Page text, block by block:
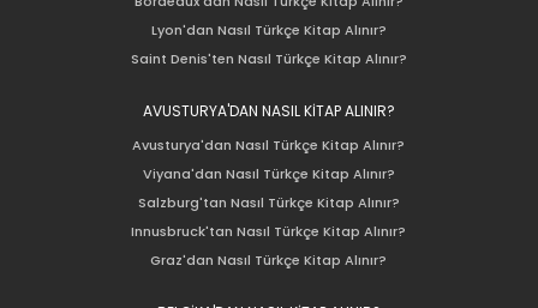
Lyon'dan Nasıl Türkçe Kitap Alınır?
Saint Denis'ten Nasıl Türkçe Kitap Alınır?
AVUSTURYA'DAN NASIL KİTAP ALINIR?
Avusturya'dan Nasıl Türkçe Kitap Alınır?
Viyana'dan Nasıl Türkçe Kitap Alınır?
Salzburg'tan Nasıl Türkçe Kitap Alınır?
Innusbruck'tan Nasıl Türkçe Kitap Alınır?
Graz'dan Nasıl Türkçe Kitap Alınır?